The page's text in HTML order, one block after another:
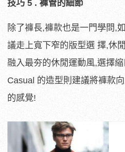
技巧 5 . 褲管的細節
除了褲長,褲款也是一門學問,
議走上寬下窄的版型選 擇,休
融入最夯的休閒運動風,選擇
Casual 的造型則建議將褲款
的感覺!